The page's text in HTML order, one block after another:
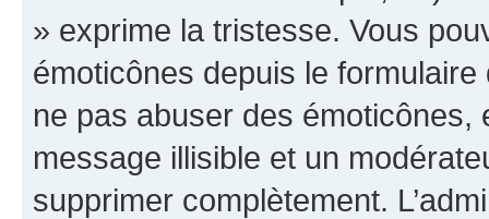
» exprime la tristesse. Vous
émoticônes depuis le
ne pas abuser des
message illisible et un
supprimer complètement.